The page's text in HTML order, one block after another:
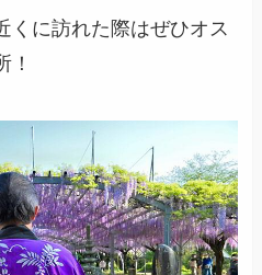
くに訪れた際はぜひオス
！